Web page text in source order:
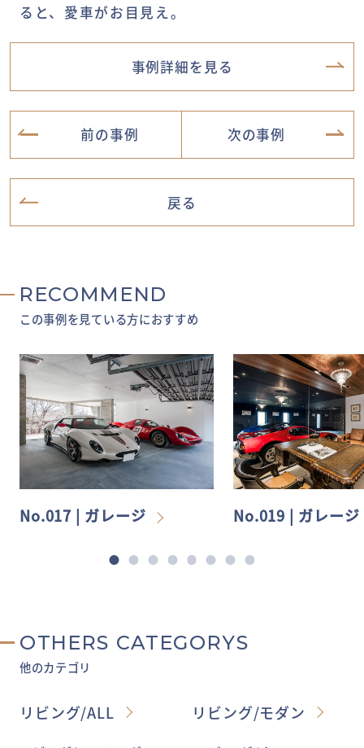
ると、愛車がお目見え。
事例詳細を見る
前の事例 次の事例
戻る
RECOMMEND
この事例を見ている方におすすめ
No.017 | ガレージ No.019 | ガレージ
OTHERS CATEGORYS
他のカテゴリ
リビング/ALL リビング/モダン